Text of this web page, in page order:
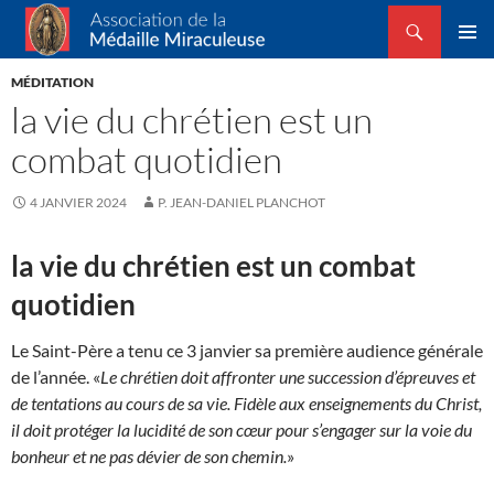
Association de la Médaille Miraculeuse
Recherche
ALLER
AU
MÉDITATION
la vie du chrétien est un
combat quotidien
4 JANVIER 2024 P. JEAN-DANIEL PLANCHOT
la vie du chrétien est un combat
quotidien
Le Saint-Père a tenu ce 3 janvier sa première audience générale
de l’année. «Le chrétien doit affronter une succession d’épreuves et
de tentations au cours de sa vie. Fidèle aux enseignements du Christ,
il doit protéger la lucidité de son cœur pour s’engager sur la voie du
bonheur et ne pas dévier de son chemin.»